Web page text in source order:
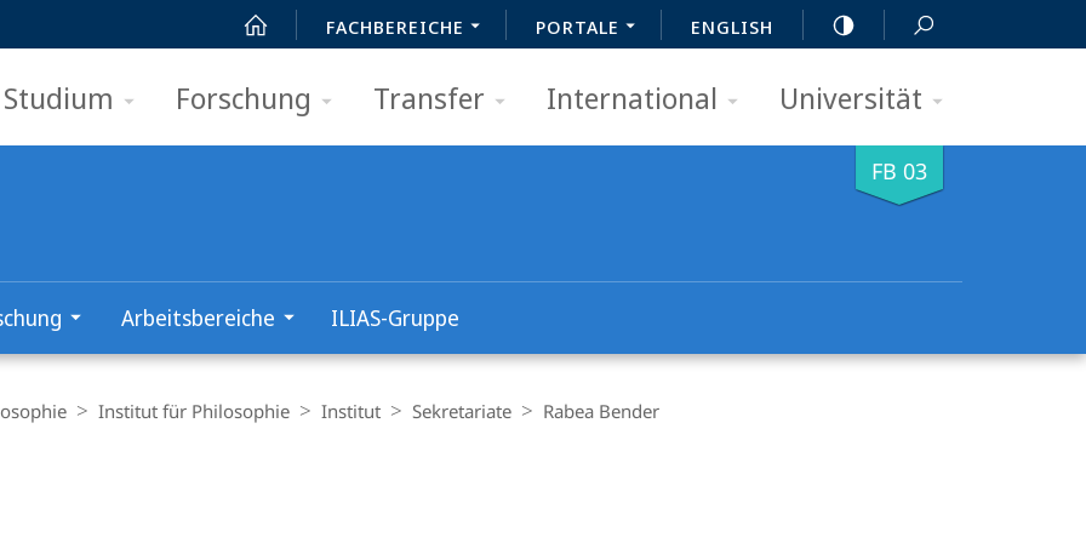
FACHBEREICHE PORTALE ENGLISH
Studium Forschung Transfer International Universität
FB 03
Arbeitsbereiche ILIAS-Gruppe
Institut für Philosophie Institut Sekretariate Rabea Bender